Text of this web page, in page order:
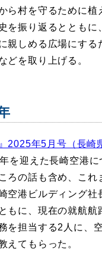
ら村を守るために植
を振り返るとともに
親しめる広場にする
どを取り上げる。
2025年5月号（長崎
を迎えた長崎空港に
ろの話も含め、これ
空港ビルディング社
もに、現在の就航航
を担当する2人に、
えてもらった。